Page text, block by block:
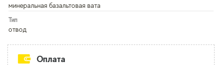
минеральная базальтовая вата
Тип
отвод
Оплата